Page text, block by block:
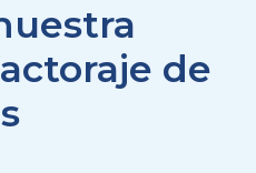
de